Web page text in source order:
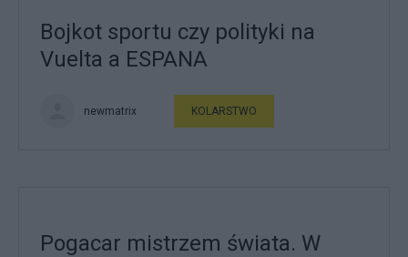
Bojkot sportu czy polityki na
Vuelta a ESPANA
newmatrix KOLARSTWO
Pogacar mistrzem świata. W